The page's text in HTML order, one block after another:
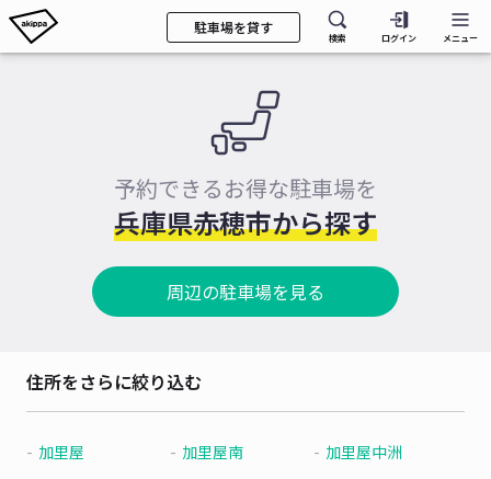
駐車場を貸す
検索 ログイン メニュー
予約できるお得な駐車場を
兵庫県赤穂市から探す
周辺の駐車場を見る
住所をさらに絞り込む
加里屋 加里屋南 加里屋中洲